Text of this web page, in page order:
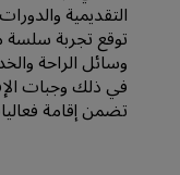
التقديمية
توقع تجربة سلسة
وسائل الراحة
في ذلك وجبات
تضمن إقامة